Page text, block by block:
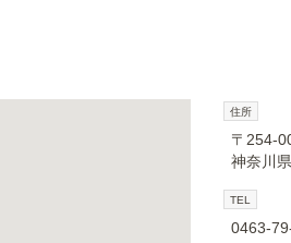
住所
〒254-
神奈川
TEL
0463-